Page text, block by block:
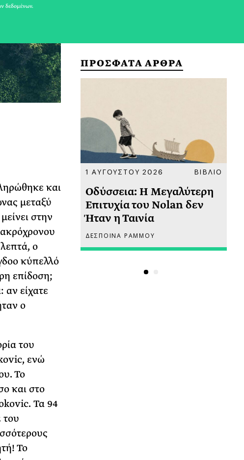
και
μεταξύ
στην
ο
κύπελλό
επίδοση;
αν είχατε
ο
του
ενώ
Το
και στο
Τα 94
Το
ΠΡΟΣΦΑΤΑ ΑΡΘΡΑ
που
πριν
1 ΑΥΓΟΥΣΤΟΥ 2026 ΒΙΒΛΙΟ
Οδύσσεια: Η Μεγαλύτερη
Επιτυχία του Nolan δεν
Ήταν η Ταινία
ΔΕΣΠΟΙΝΑ ΡΑΜΜΟΥ
δεδομένων.